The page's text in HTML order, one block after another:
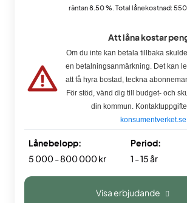
räntan 8.50 %. Total lånekostnad:
Att låna kostar
Om du inte kan betala tillbaka
en betalningsanmärkning. Det kan
att få hyra bostad, teckna
För stöd, vänd dig till budget- och
din kommun.
konsumentverket.se
Lånebelopp:
5 000 - 800 000 kr
Period:
1 - 15 år
Visa erbjudande